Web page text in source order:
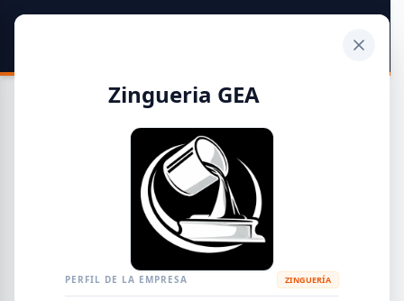
Guía de Empresas Metalúrgicas y Siderúrgicas
METALÚRGICAS
Zingueria GEA
PERFIL DE LA EMPRESA ZINGUERÍA